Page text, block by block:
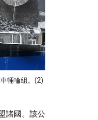
輛輪組。(2)
諸國。該公